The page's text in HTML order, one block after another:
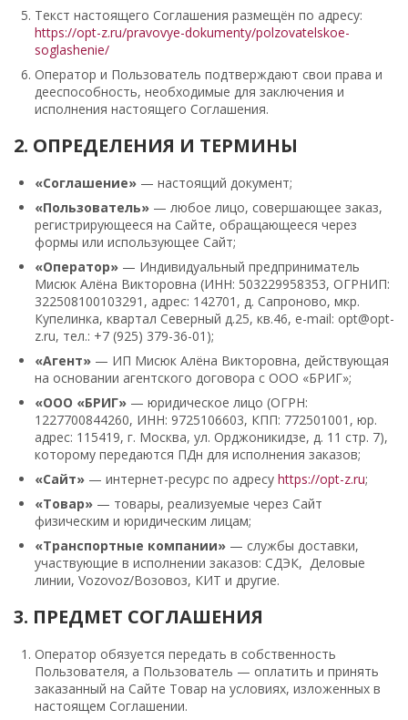
Текст настоящего Соглашения размещён по адресу:
https://opt-z.ru/pravovye-dokumenty/polzovatelskoe-
soglashenie/
Оператор и Пользователь подтверждают свои права и
дееспособность, необходимые для заключения и
исполнения настоящего Соглашения.
2. ОПРЕДЕЛЕНИЯ И ТЕРМИНЫ
«Соглашение» — настоящий документ;
«Пользователь» — любое лицо, совершающее заказ,
регистрирующееся на Сайте, обращающееся через
формы или использующее Сайт;
«Оператор» — Индивидуальный предприниматель
Мисюк Алёна Викторовна (ИНН: 503229958353, ОГРНИП:
322508100103291, адрес: 142701, д. Сапроново, мкр.
Купелинка, квартал Северный д.25, кв.46, e-mail: opt@opt-
z.ru, тел.: +7 (925) 379-36-01);
«Агент» — ИП Мисюк Алёна Викторовна, действующая
на основании агентского договора с ООО «БРИГ»;
«ООО «БРИГ» — юридическое лицо (ОГРН:
1227700844260, ИНН: 9725106603, КПП: 772501001, юр.
адрес: 115419, г. Москва, ул. Орджоникидзе, д. 11 стр. 7),
которому передаются ПДн для исполнения заказов;
«Сайт» — интернет-ресурс по адресу https://opt-z.ru;
«Товар» — товары, реализуемые через Сайт
физическим и юридическим лицам;
«Транспортные компании» — службы доставки,
участвующие в исполнении заказов: СДЭК, Деловые
линии, Vozovoz/Возовоз, КИТ и другие.
3. ПРЕДМЕТ СОГЛАШЕНИЯ
Оператор обязуется передать в собственность
Пользователя, а Пользователь — оплатить и принять
заказанный на Сайте Товар на условиях, изложенных в
настоящем Соглашении.